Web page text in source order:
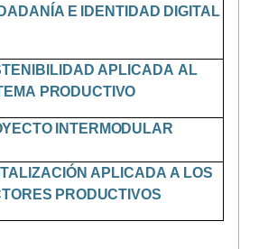
E IDENTIDAD DIGITAL
APLICADA AL
PRODUCTIVO
INTERMODULAR
APLICADA A LOS
PRODUCTIVOS